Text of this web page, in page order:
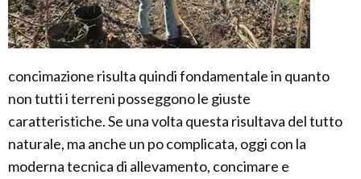
concimazione risulta quindi fondamentale in quanto
non tutti i terreni posseggono le giuste
caratteristiche. Se una volta questa risultava del tutto
naturale, ma anche un po complicata, oggi con la
moderna tecnica di allevamento, concimare e